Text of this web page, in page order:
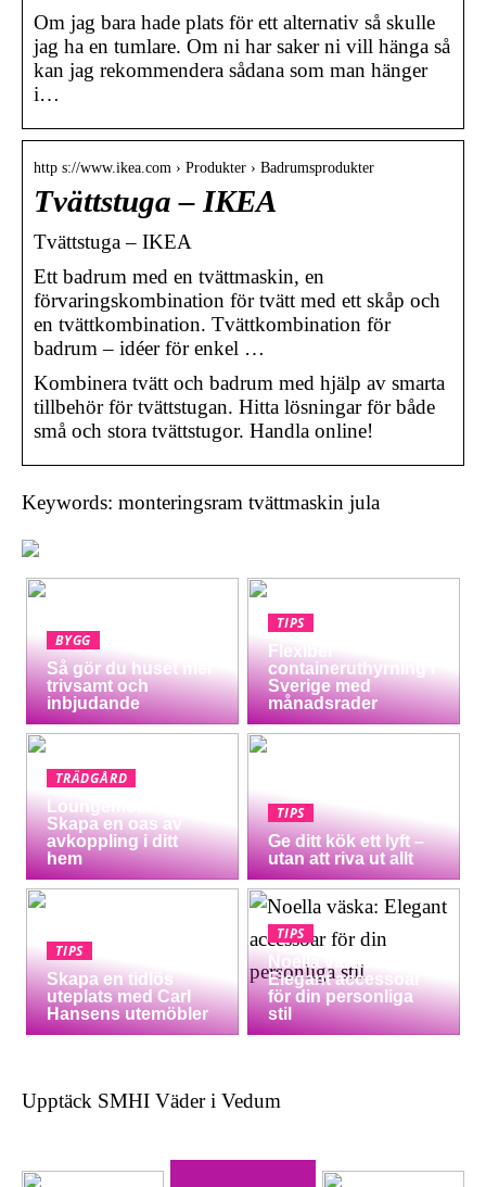
Om jag bara hade plats för ett alternativ så skulle
jag ha en tumlare. Om ni har saker ni vill hänga så
kan jag rekommendera sådana som man hänger
i…
http s://www.ikea.com › Produkter › Badrumsprodukter
Tvättstuga – IKEA
Tvättstuga – IKEA
Ett badrum med en tvättmaskin, en
förvaringskombination för tvätt med ett skåp och
en tvättkombination. Tvättkombination för
badrum – idéer för enkel …
Kombinera tvätt och badrum med hjälp av smarta
tillbehör för tvättstugan. Hitta lösningar för både
små och stora tvättstugor. Handla online!
Keywords: monteringsram tvättmaskin jula
BYGG
Så gör du huset mer
trivsamt och
inbjudande
TIPS
Flexibel
containeruthyrning i
Sverige med
månadsrader
TRÄDGÅRD
Loungemöbler:
Skapa en oas av
avkoppling i ditt
hem
TIPS
Ge ditt kök ett lyft –
utan att riva ut allt
TIPS
Skapa en tidlös
uteplats med Carl
Hansens utemöbler
TIPS
Noella väska:
Elegant accessoar
för din personliga
stil
Upptäck SMHI Väder i Vedum